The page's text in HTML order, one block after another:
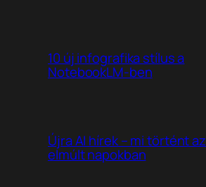
10 új infografika stílus a
NotebookLM-ben
Újra AI hírek – mi történt az
elmúlt napokban